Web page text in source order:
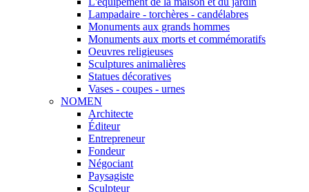
Lampadaire - torchères - candélabres
Monuments aux grands hommes
Monuments aux morts et commémoratifs
Oeuvres religieuses
Sculptures animalières
Statues décoratives
Vases - coupes - urnes
NOMEN
Architecte
Éditeur
Entrepreneur
Fondeur
Négociant
Paysagiste
Sculpteur